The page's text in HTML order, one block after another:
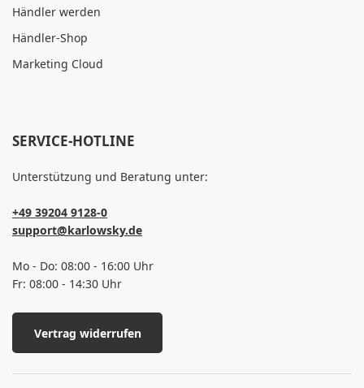
Händler werden
Händler-Shop
Marketing Cloud
SERVICE-HOTLINE
Unterstützung und Beratung unter:
+49 39204 9128-0
support@karlowsky.de
Mo - Do: 08:00 - 16:00 Uhr
Fr: 08:00 - 14:30 Uhr
Vertrag widerrufen